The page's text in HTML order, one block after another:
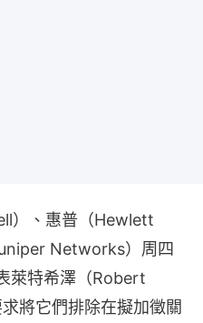
）、惠普（Hewlett
Networks）周四
萊特希澤（Robert
將它們排除在擬加徵關